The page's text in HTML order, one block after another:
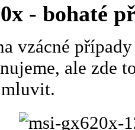
- bohaté
vzácné
ale zde